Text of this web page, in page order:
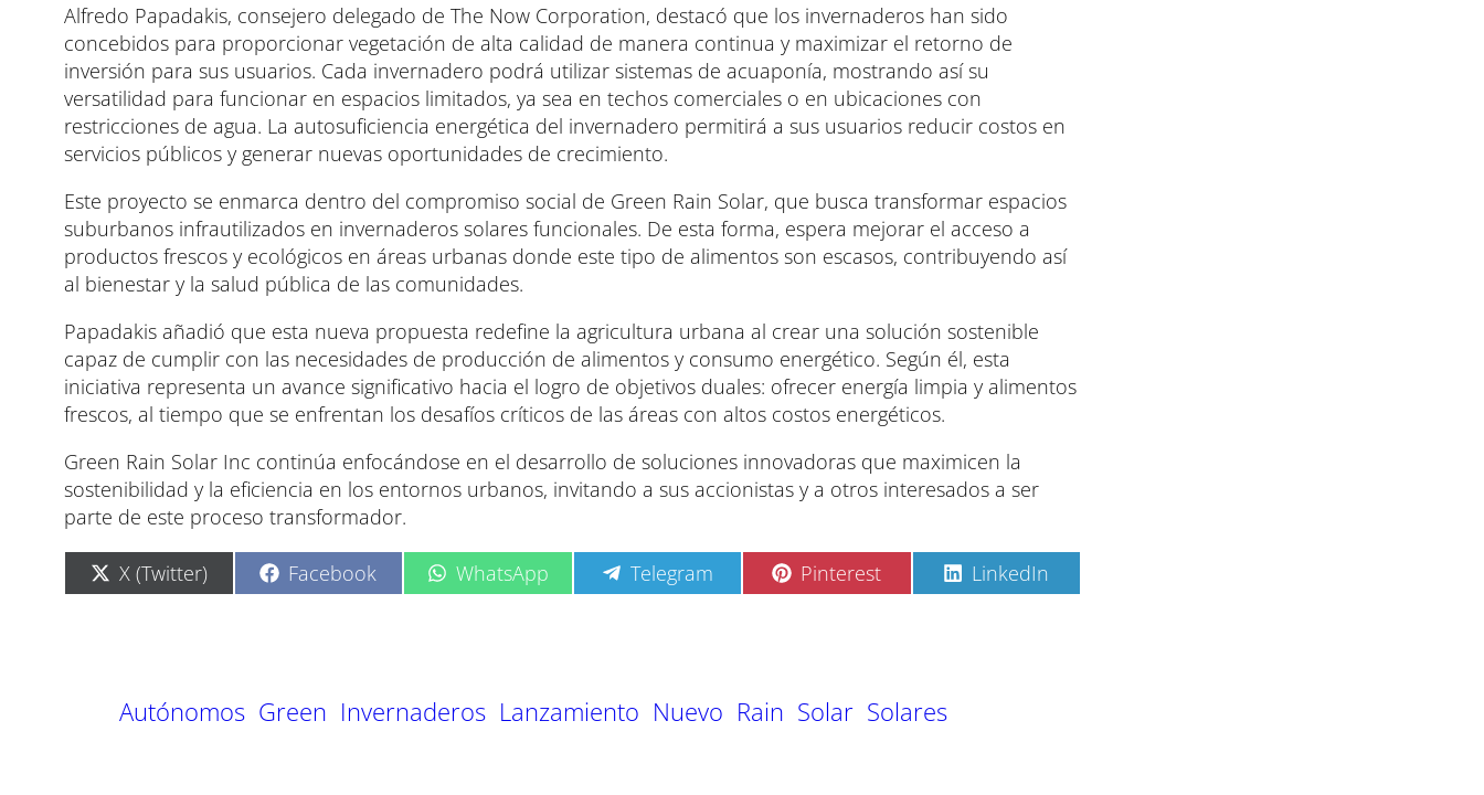
Alfredo Papadakis, consejero delegado de The Now Corporation, destacó que los invernaderos han sido
concebidos para proporcionar vegetación de alta calidad de manera continua y maximizar el retorno de
inversión para sus usuarios. Cada invernadero podrá utilizar sistemas de acuaponía, mostrando así su
versatilidad para funcionar en espacios limitados, ya sea en techos comerciales o en ubicaciones con
restricciones de agua. La autosuficiencia energética del invernadero permitirá a sus usuarios reducir costos en
servicios públicos y generar nuevas oportunidades de crecimiento.
Este proyecto se enmarca dentro del compromiso social de Green Rain Solar, que busca transformar espacios
suburbanos infrautilizados en invernaderos solares funcionales. De esta forma, espera mejorar el acceso a
productos frescos y ecológicos en áreas urbanas donde este tipo de alimentos son escasos, contribuyendo así
al bienestar y la salud pública de las comunidades.
Papadakis añadió que esta nueva propuesta redefine la agricultura urbana al crear una solución sostenible
capaz de cumplir con las necesidades de producción de alimentos y consumo energético. Según él, esta
iniciativa representa un avance significativo hacia el logro de objetivos duales: ofrecer energía limpia y alimentos
frescos, al tiempo que se enfrentan los desafíos críticos de las áreas con altos costos energéticos.
Green Rain Solar Inc continúa enfocándose en el desarrollo de soluciones innovadoras que maximicen la
sostenibilidad y la eficiencia en los entornos urbanos, invitando a sus accionistas y a otros interesados a ser
parte de este proceso transformador.
C
o
i
X (Twitter) C
o
i
Facebook C
o
i
WhatsApp C
o
i
Telegram C
o
i
Pinterest C
o
LinkedIn
Autónomos Green Invernaderos Lanzamiento Nuevo Rain Solar Solares